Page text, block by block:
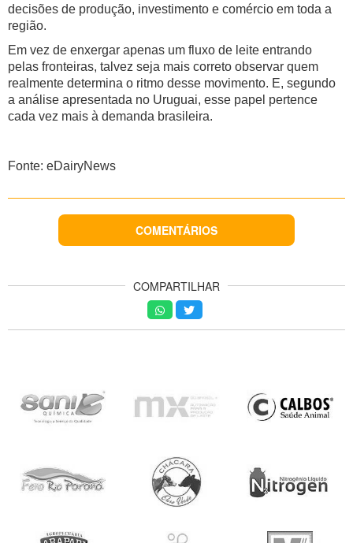
decisões de produção, investimento e comércio em toda a
região.
Em vez de enxergar apenas um fluxo de leite entrando
pelas fronteiras, talvez seja mais correto observar quem
realmente determina o ritmo desse movimento. E, segundo
a análise apresentada no Uruguai, esse papel pertence
cada vez mais à demanda brasileira.
Fonte: eDairyNews
COMENTÁRIOS
COMPARTILHAR